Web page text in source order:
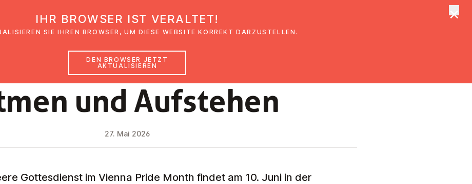
Glaubensimpulse News Veranstaltungen
und Aufstehen
NEWS
27. Mai 2026
Gottesdienst im Vienna Pride Month findet am 10. Juni in der
IHR BROWSER IST VERALTET!
SIE IHREN BROWSER, UM DIESE WEBSITE KORREKT DARZUSTELLEN.
DEN BROWSER JETZT
AKTUALISIEREN
×